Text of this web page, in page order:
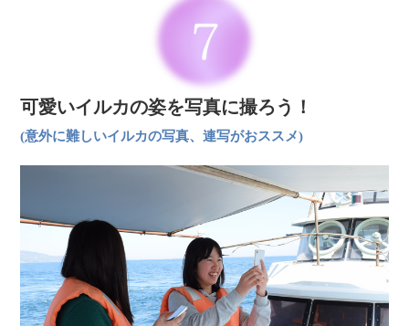
可愛いイルカの姿を写真に撮ろう！
(意外に難しいイルカの写真、連写がおススメ)